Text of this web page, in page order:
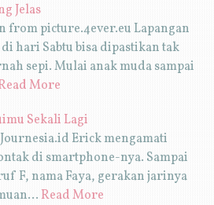
Jelas
from picture.4ever.eu Lapangan
hari Sabtu bisa dipastikan tak
sepi. Mulai anak muda sampai
More
Sekali Lagi
Erick mengamati
di smartphone-nya. Sampai
F, nama Faya, gerakan jarinya
Read More